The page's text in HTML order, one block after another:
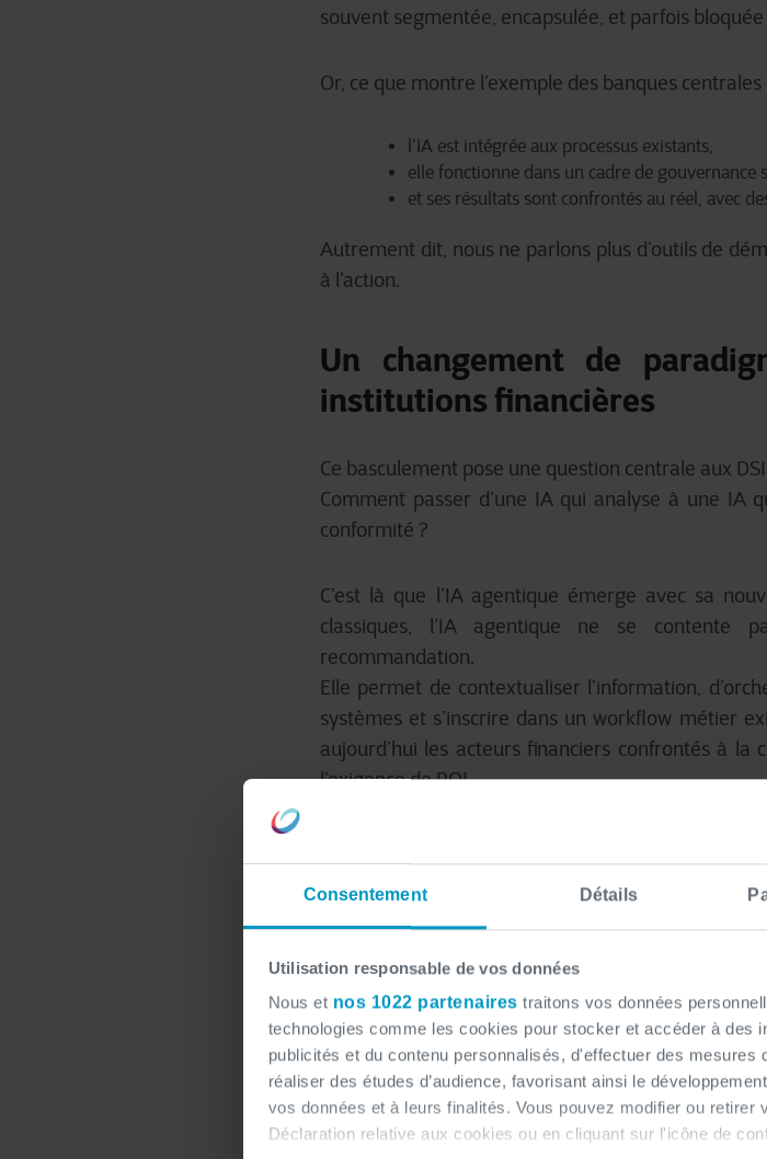
Consentement Détails
Utilisation responsable de vos données
Nous et nos 1022 partenaires traitons vos données
technologies comme les cookies pour stocker et accéder à des
publicités et du contenu personnalisés, d'effectuer des
réaliser des études d’audience, favorisant ainsi le
vos données et à leurs finalités. Vous pouvez modifier ou
Déclaration relative aux cookies ou en cliquant sur l'icône de
souvent segmentée, encapsulée, et parfois bloquée
Or, ce que montre l’exemple des banques
l’IA est intégrée aux processus existants,
elle fonctionne dans un cadre de gouvernance
et ses résultats sont confrontés au réel, avec
Autrement dit, nous ne parlons plus d’outils de
à l’action.
Un changement de
institutions financières
Ce basculement pose une question centrale aux
Comment passer d’une IA qui analyse à une IA
conformité ?
C’est là que l’IA agentique émerge avec sa
classiques, l’IA agentique ne se contente
recommandation.
Elle permet de contextualiser l’information,
systèmes et s’inscrire dans un workflow métier
aujourd’hui les acteurs financiers confrontés à
l’exigence de ROI.
L’expertise NSI France :
dans des environnements
Chez NSI France, nous accompagnons depuis
cette transition clé. Nous faisons sortir l’IA du
maîtrisée.
Notre approche repose sur des principes simples :